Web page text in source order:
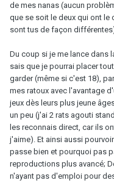
de mes nanas (aucun
que se soit le deux qui ont le
sont tus de façon
Du coup si je me lance dans
sais que je pourrai placer
garder (même si c'est 18),
mes ratoux avec l'avantage
jeux dès leurs plus jeune
un peu (j'ai 2 rats agouti
les reconnais direct, car ils
j'aime). Et ainsi aussi
passe bien et pourquoi pas
reproductions plus avancé;
n'ayant pas d'emploi pour